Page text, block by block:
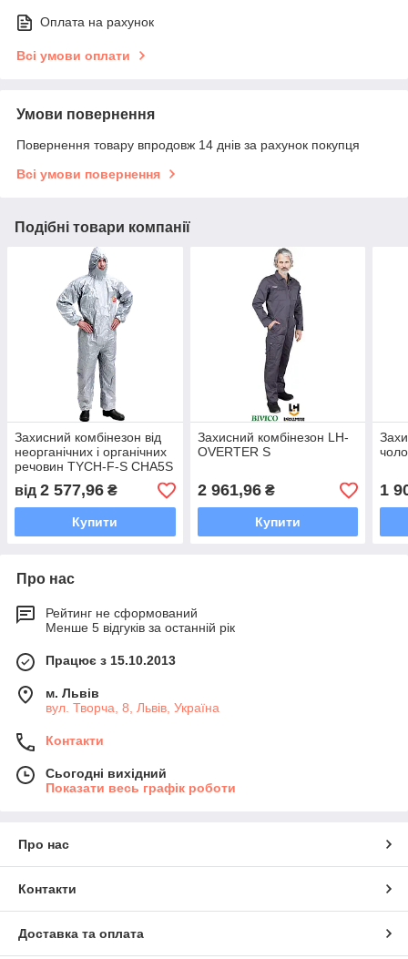
Оплата на рахунок
Всі умови оплати
Умови повернення
Повернення товару впродовж 14 днів за рахунок покупця
Всі умови повернення
Подібні товари компанії
Захисний комбінезон від
неорганічних і органічних
речовин TYCH-F-S CHA5S
від 2 577,96 ₴
Купити
Захисний комбінезон LH-
OVERTER S
2 961,96₴
Купити
1
Про нас
Рейтинг не сформований
Менше 5 відгуків за останній рік
Працює з 15.10.2013
м. Львів
вул. Творча, 8, Львів, Україна
Контакти
Сьогодні вихідний
Показати весь графік роботи
Про нас
Контакти
Доставка та оплата